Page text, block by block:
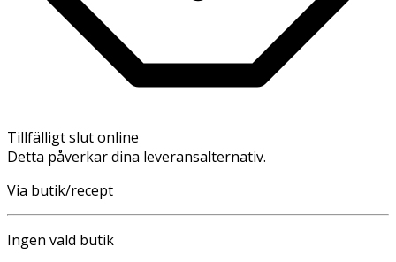
Tillfälligt slut online
Detta påverkar dina leveransalternativ.
Via butik/recept
Ingen vald butik